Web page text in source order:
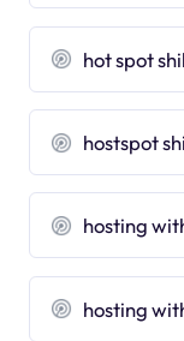
hot spot
hostspot
hosting
hosting